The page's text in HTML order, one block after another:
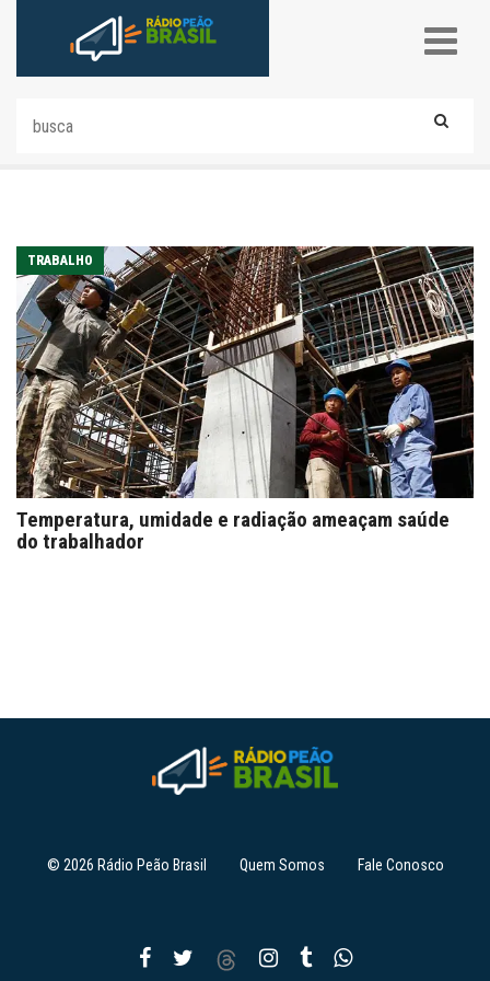
TRABALHO
Temperatura, umidade e radiação ameaçam saúde
do trabalhador
© 2026 Rádio Peão Brasil Quem Somos Fale Conosco